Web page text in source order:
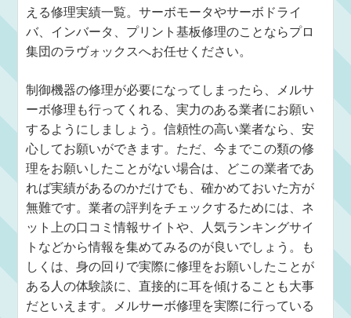
える修理実績一覧。サーボモータやサーボドライ
バ、インバータ、プリント基板修理のことならプロ
集団のラヴォックスへお任せください。
制御機器の修理が必要になってしまったら、メルサ
ーボ修理も行ってくれる、実力のある業者にお願い
するようにしましょう。信頼性の高い業者なら、安
心してお願いができます。ただ、今までこの類の修
理をお願いしたことがない場合は、どこの業者であ
れば実績があるのかだけでも、確かめておいた方が
無難です。業者の評判をチェックするためには、ネ
ット上の口コミ情報サイトや、人気ランキングサイ
トなどから情報を集めてみるのが良いでしょう。も
しくは、身の回りで実際に修理をお願いしたことが
ある人の体験談に、直接的に耳を傾けることも大事
だといえます。メルサーボ修理を実際に行っている